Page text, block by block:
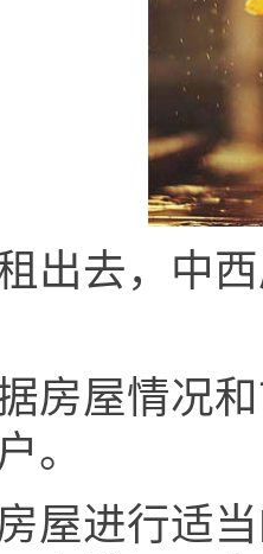
出去，中
房屋情况
。
屋进行适